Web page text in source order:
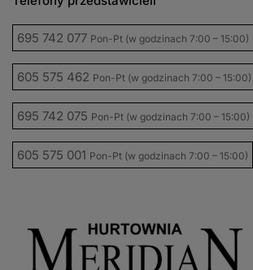
695 742 077 Pon-Pt (w godzinach 7:00 – 15:00)
605 575 462 Pon-Pt (w godzinach 7:00 – 15:00)
695 742 075 Pon-Pt (w godzinach 7:00 – 15:00)
605 575 001 Pon-Pt (w godzinach 7:00 – 15:00)